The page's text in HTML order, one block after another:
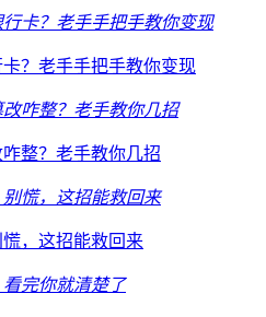
？老手手把手教你变现
整？老手教你几招
，这招能救回来